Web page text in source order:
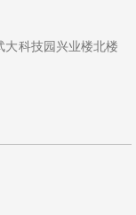
科技园兴业楼北楼